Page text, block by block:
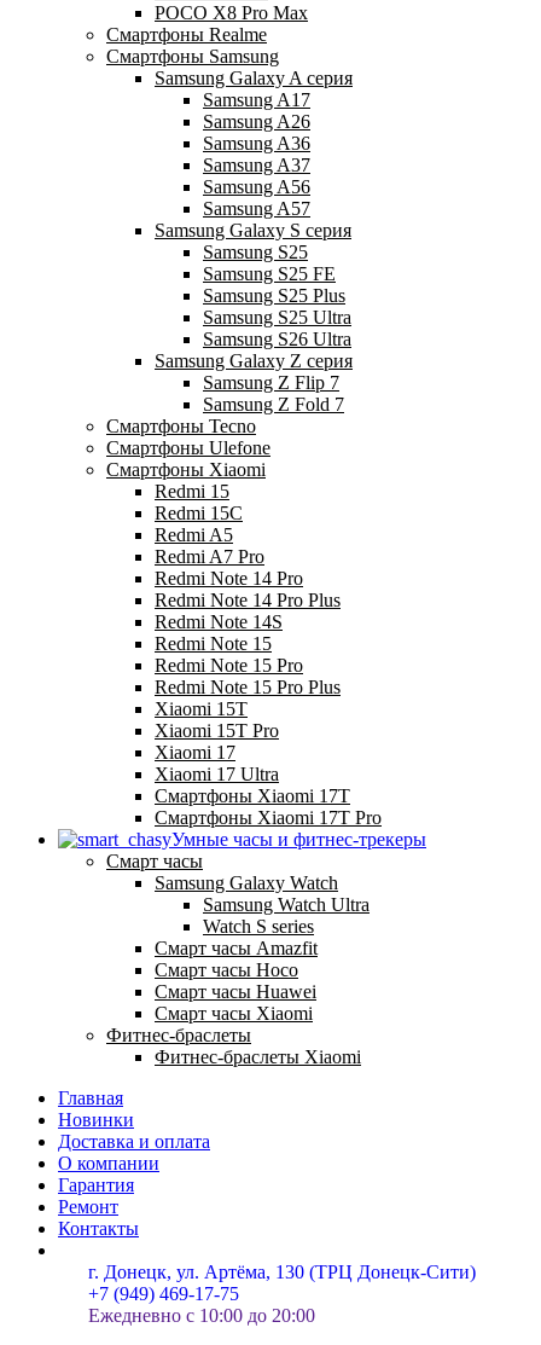
POCO X8 Pro Max
Смартфоны Realme
Смартфоны Samsung
Samsung Galaxy A серия
Samsung A17
Samsung A26
Samsung A36
Samsung A37
Samsung A56
Samsung A57
Samsung Galaxy S серия
Samsung S25
Samsung S25 FE
Samsung S25 Plus
Samsung S25 Ultra
Samsung S26 Ultra
Samsung Galaxy Z серия
Samsung Z Flip 7
Samsung Z Fold 7
Смартфоны Tecno
Смартфоны Ulefone
Смартфоны Xiaomi
Redmi 15
Redmi 15C
Redmi A5
Redmi A7 Pro
Redmi Note 14 Pro
Redmi Note 14 Pro Plus
Redmi Note 14S
Redmi Note 15
Redmi Note 15 Pro
Redmi Note 15 Pro Plus
Xiaomi 15T
Xiaomi 15T Pro
Xiaomi 17
Xiaomi 17 Ultra
Смартфоны Xiaomi 17Т
Смартфоны Xiaomi 17Т Pro
Умные часы и фитнес-трекеры
Смарт часы
Samsung Galaxy Watch
Samsung Watch Ultra
Watch S series
Смарт часы Amazfit
Смарт часы Hoco
Смарт часы Huawei
Смарт часы Xiaomi
Фитнес-браслеты
Фитнес-браслеты Xiaomi
Главная
Новинки
Доставка и оплата
О компании
Гарантия
Ремонт
Контакты
г. Донецк, ул. Артёма, 130 (ТРЦ Донецк-Сити)
+7 (949) 469-17-75
Ежедневно с 10:00 до 20:00